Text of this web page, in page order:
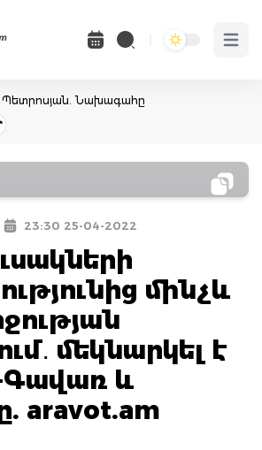
Open
Պետրոսյան. Նախագահը
23:30 25-04-2022
մինչև
մեկնարկել է
-Գավառ և
aravot.am